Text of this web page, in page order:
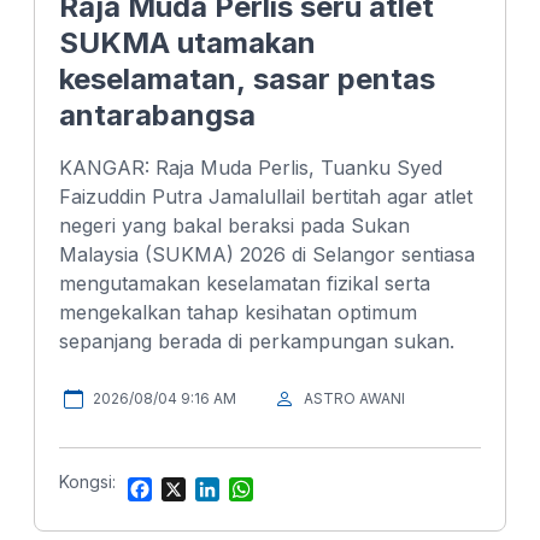
Raja Muda Perlis seru atlet
SUKMA utamakan
keselamatan, sasar pentas
antarabangsa
KANGAR: Raja Muda Perlis, Tuanku Syed
Faizuddin Putra Jamalullail bertitah agar atlet
negeri yang bakal beraksi pada Sukan
Malaysia (SUKMA) 2026 di Selangor sentiasa
mengutamakan keselamatan fizikal serta
mengekalkan tahap kesihatan optimum
sepanjang berada di perkampungan sukan.
2026/08/04 9:16 AM ASTRO AWANI
Kongsi: